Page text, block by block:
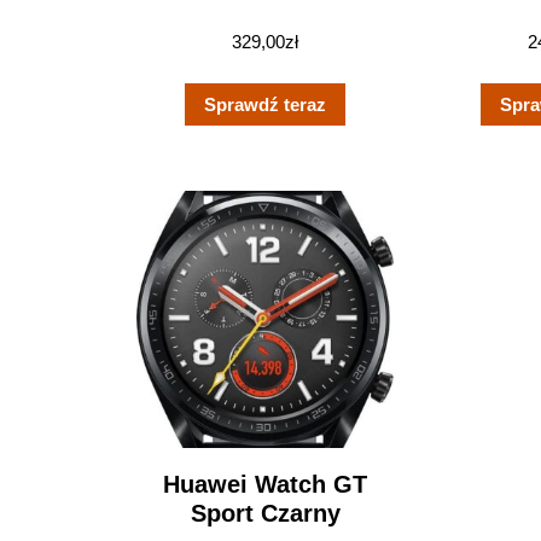
329,00zł
Sprawdź teraz
Huawei Watch GT
Sport Czarny